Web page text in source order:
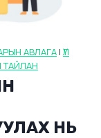
АВЛАГА | ҮЛ
ТАЙЛАН
НЬ